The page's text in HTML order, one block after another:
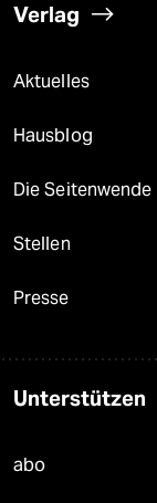
Verlag
Aktuelles
Hausblog
Die Seitenwende
Stellen
Presse
Unterstützen
abo